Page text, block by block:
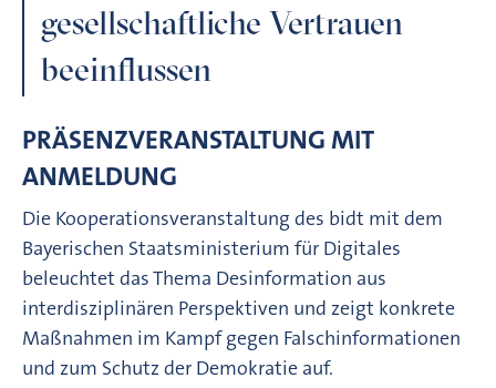
gesellschaftliche Vertrauen
beeinflussen
PRÄSENZVERANSTALTUNG MIT
ANMELDUNG
Die Kooperationsveranstaltung des bidt mit dem
Bayerischen Staatsministerium für Digitales
beleuchtet das Thema Desinformation aus
interdisziplinären Perspektiven und zeigt konkrete
Maßnahmen im Kampf gegen Falschinformationen
und zum Schutz der Demokratie auf.